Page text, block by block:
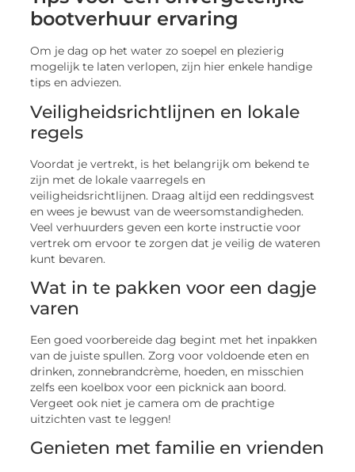
bootverhuur ervaring
Om je dag op het water zo soepel en plezierig
mogelijk te laten verlopen, zijn hier enkele handige
tips en adviezen.
Veiligheidsrichtlijnen en lokale
regels
Voordat je vertrekt, is het belangrijk om bekend te
zijn met de lokale vaarregels en
veiligheidsrichtlijnen. Draag altijd een reddingsvest
en wees je bewust van de weersomstandigheden.
Veel verhuurders geven een korte instructie voor
vertrek om ervoor te zorgen dat je veilig de wateren
kunt bevaren.
Wat in te pakken voor een dagje
varen
Een goed voorbereide dag begint met het inpakken
van de juiste spullen. Zorg voor voldoende eten en
drinken, zonnebrandcrème, hoeden, en misschien
zelfs een koelbox voor een picknick aan boord.
Vergeet ook niet je camera om de prachtige
uitzichten vast te leggen!
Genieten met familie en vrienden